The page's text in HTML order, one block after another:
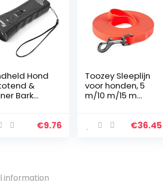
Hond
&
Bark
Hond
€9.76
Toozey Sleeplijn
voor honden, 5
m/10 m/15 m
nettas,
€36.45
information